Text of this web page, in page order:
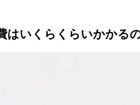
はいくらくらいかかる